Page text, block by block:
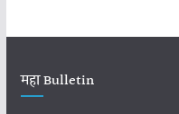
महा Bulletin